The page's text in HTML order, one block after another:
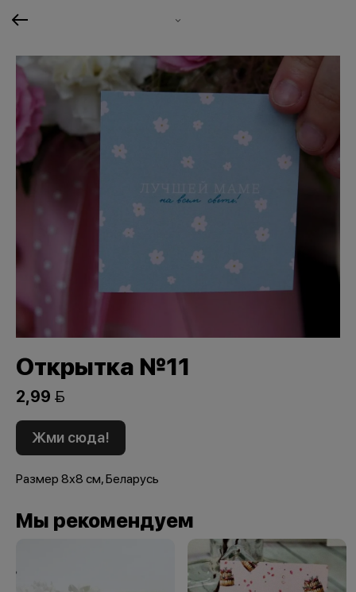
Открытка №11
2,99 
Жми сюда!
Размер 8х8 см, Беларусь
Мы рекомендуем